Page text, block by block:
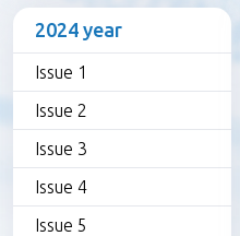
2024 year
Issue 1
Issue 2
Issue 3
Issue 4
Issue 5